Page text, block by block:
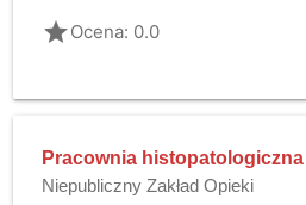
gradeOcena: 0.0
Pracownia histopatologiczna
Niepubliczny Zakład Opieki